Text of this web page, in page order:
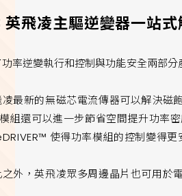
飛凌主驅逆變器一站式
率逆變執行和控制與功能安全兩部
凌最新的無磁芯電流傳器可以解決
組還可以進一步節省空間提升功率
使得功率模組的控制變得更
之外，英飛凌眾多周邊晶片也可用於